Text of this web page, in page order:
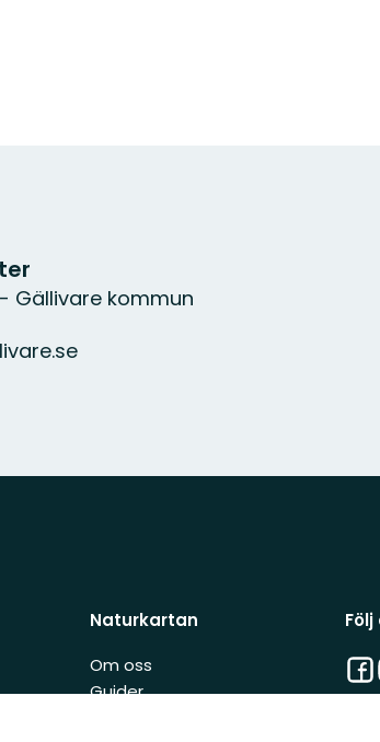
Gällivare kommun
Naturkartan
Om oss
Guider
Följ